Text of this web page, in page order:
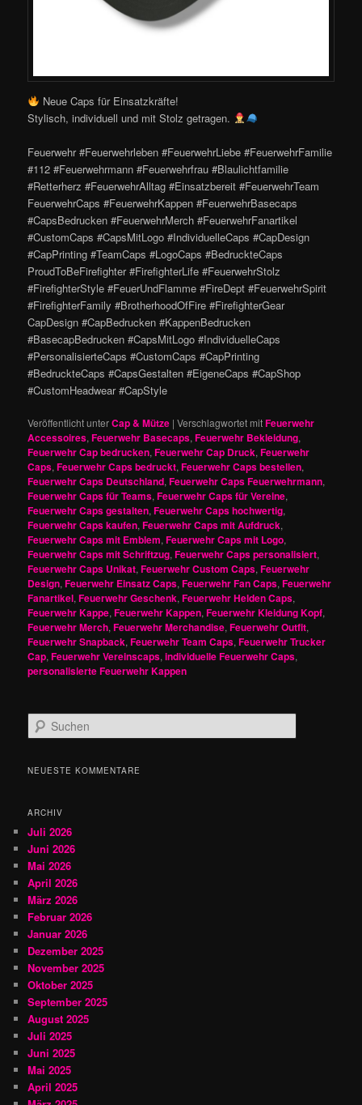
Neue Caps für Einsatzkräfte!
Stylisch, individuell und mit Stolz getragen.
Feuerwehr #Feuerwehrleben #FeuerwehrLiebe #FeuerwehrFamilie
#112 #Feuerwehrmann #Feuerwehrfrau #Blaulichtfamilie
#Retterherz #FeuerwehrAlltag #Einsatzbereit #FeuerwehrTeam
FeuerwehrCaps #FeuerwehrKappen #FeuerwehrBasecaps
#CapsBedrucken #FeuerwehrMerch #FeuerwehrFanartikel
#CustomCaps #CapsMitLogo #IndividuelleCaps #CapDesign
#CapPrinting #TeamCaps #LogoCaps #BedruckteCaps
ProudToBeFirefighter #FirefighterLife #FeuerwehrStolz
#FirefighterStyle #FeuerUndFlamme #FireDept #FeuerwehrSpirit
#FirefighterFamily #BrotherhoodOfFire #FirefighterGear
CapDesign #CapBedrucken #KappenBedrucken
#BasecapBedrucken #CapsMitLogo #IndividuelleCaps
#PersonalisierteCaps #CustomCaps #CapPrinting
#BedruckteCaps #CapsGestalten #EigeneCaps #CapShop
#CustomHeadwear #CapStyle
Veröffentlicht unterCap & Mütze |Verschlagwortet mitFeuerwehr
Accessoires,Feuerwehr Basecaps,Feuerwehr Bekleidung,
Feuerwehr Cap bedrucken,Feuerwehr Cap Druck,Feuerwehr
Caps,Feuerwehr Caps bedruckt,Feuerwehr Caps bestellen,
Feuerwehr Caps Deutschland,Feuerwehr Caps Feuerwehrmann,
Feuerwehr Caps für Teams,Feuerwehr Caps für Vereine,
Feuerwehr Caps gestalten,Feuerwehr Caps hochwertig,
Feuerwehr Caps kaufen,Feuerwehr Caps mit Aufdruck,
Feuerwehr Caps mit Emblem,Feuerwehr Caps mit Logo,
Feuerwehr Caps mit Schriftzug,Feuerwehr Caps personalisiert,
Feuerwehr Caps Unikat,Feuerwehr Custom Caps,Feuerwehr
Design,Feuerwehr Einsatz Caps,Feuerwehr Fan Caps,Feuerwehr
Fanartikel,Feuerwehr Geschenk,Feuerwehr Helden Caps,
Feuerwehr Kappe,Feuerwehr Kappen,Feuerwehr Kleidung Kopf,
Feuerwehr Merch,Feuerwehr Merchandise,Feuerwehr Outfit,
Feuerwehr Snapback,Feuerwehr Team Caps,Feuerwehr Trucker
Cap,Feuerwehr Vereinscaps,individuelle Feuerwehr Caps,
personalisierte Feuerwehr Kappen
u
h
NEUESTE KOMMENTARE
ARCHIV
Juli 2026
Juni 2026
Mai 2026
April 2026
März 2026
Februar 2026
Januar 2026
Dezember 2025
November 2025
Oktober 2025
September 2025
August 2025
Juli 2025
Juni 2025
Mai 2025
April 2025